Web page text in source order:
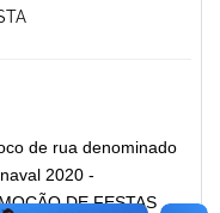
de rua denominado
2020 -
DE FESTAS